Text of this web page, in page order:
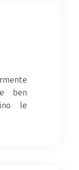
ben
le